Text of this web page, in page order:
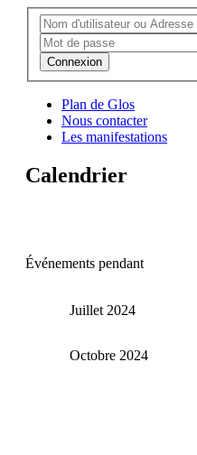
Connexion
Plan de Glos
Nous contacter
Les manifestations
Calendrier
Événements pendant
Juillet 2024
Octobre 2024